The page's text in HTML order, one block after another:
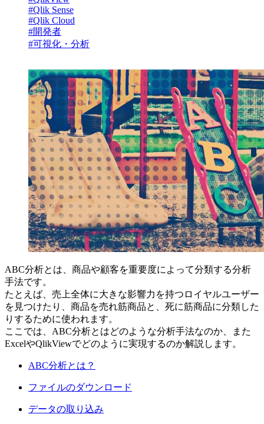
#Qlik Sense
#Qlik Cloud
#開発者
#可視化・分析
ABC分析とは、商品や顧客を重要度によって分類する分析
手法です。
たとえば、売上全体に大きな影響力を持つロイヤルユーザー
を見つけたり、商品を売れ筋商品と、死に筋商品に分類した
りするために使われます。
ここでは、ABC分析とはどのような分析手法なのか、また
ExcelやQlikViewでどのように実現するのか解説します。
ABC分析とは？
ファイルのダウンロード
データの取り込み